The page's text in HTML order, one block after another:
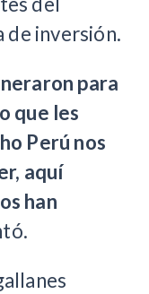
de inversión.
para
que les
Perú nos
aquí
han